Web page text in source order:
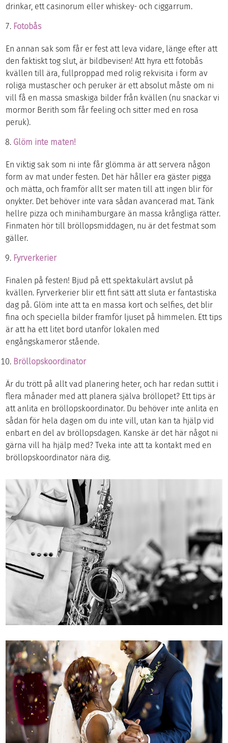
drinkar, ett casinorum eller whiskey- och ciggarrum.
Fotobås
En annan sak som får er fest att leva vidare, länge efter att
den faktiskt tog slut, är bildbevisen! Att hyra ett fotobås
kvällen till ära, fullproppad med rolig rekvisita i form av
roliga mustascher och peruker är ett absolut måste om ni
vill få en massa smaskiga bilder från kvällen (nu snackar vi
mormor Berith som får feeling och sitter med en rosa
peruk).
Glöm inte maten!
En viktig sak som ni inte får glömma är att servera någon
form av mat under festen. Det här håller era gäster pigga
och mätta, och framför allt ser maten till att ingen blir för
onykter. Det behöver inte vara sådan avancerad mat. Tänk
hellre pizza och minihamburgare än massa krångliga rätter.
Finmaten hör till bröllopsmiddagen, nu är det festmat som
gäller.
Fyrverkerier
Finalen på festen! Bjud på ett spektakulärt avslut på
kvällen. Fyrverkerier blir ett fint sätt att sluta er fantastiska
dag på. Glöm inte att ta en massa kort och selfies, det blir
fina och speciella bilder framför ljuset på himmelen. Ett tips
är att ha ett litet bord utanför lokalen med
engångskameror stående.
Bröllopskoordinator
Är du trött på allt vad planering heter, och har redan suttit i
flera månader med att planera själva bröllopet? Ett tips är
att anlita en bröllopskoordinator. Du behöver inte anlita en
sådan för hela dagen om du inte vill, utan kan ta hjälp vid
enbart en del av bröllopsdagen. Kanske är det här något ni
gärna vill ha hjälp med? Tveka inte att ta kontakt med en
bröllopskoordinator nära dig.